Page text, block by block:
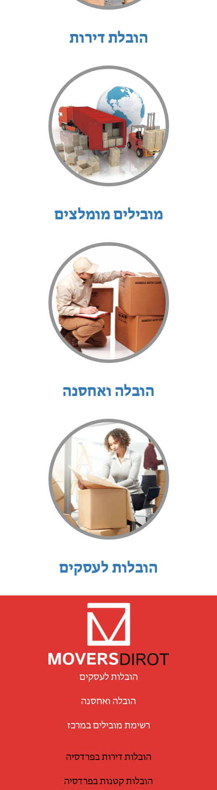
הובלת דירות
מובילים מומלצים
הובלה ואחסנה
הובלות לעסקים
הובלות לעסקים
הובלה ואחסנה
רשימת מובילים במרכז
הובלות דירות בפרדסיה
הובלות קטנות בפרדסיה